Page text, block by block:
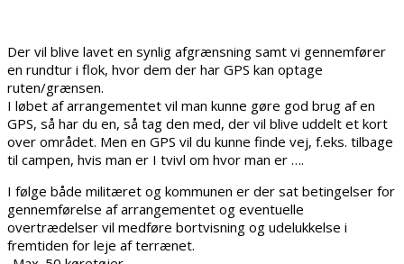
Der vil blive lavet en synlig afgrænsning samt vi gennemfører
en rundtur i flok, hvor dem der har GPS kan optage
ruten/grænsen.
I løbet af arrangementet vil man kunne gøre god brug af en
GPS, så har du en, så tag den med, der vil blive uddelt et kort
over området. Men en GPS vil du kunne finde vej, f.eks. tilbage
til campen, hvis man er I tvivl om hvor man er ….
I følge både militæret og kommunen er der sat betingelser for
gennemførelse af arrangementet og eventuelle
overtrædelser vil medføre bortvisning og udelukkelse i
fremtiden for leje af terrænet.